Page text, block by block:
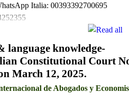
Italia: 00393392700695
language knowledge-
Constitutional Court
March 12, 2025.
de Abogados y